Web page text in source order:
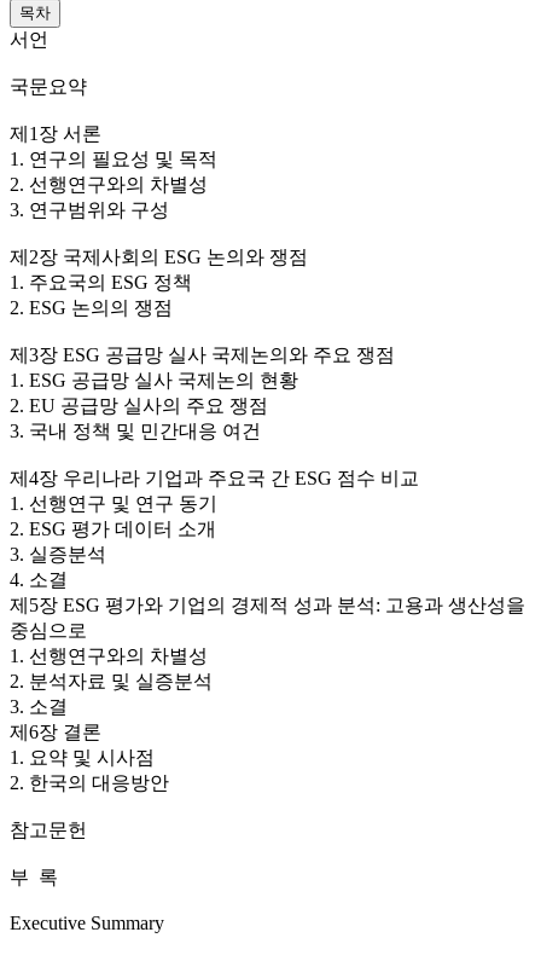
목차
서언
국문요약
제1장 서론
1. 연구의 필요성 및 목적
2. 선행연구와의 차별성
3. 연구범위와 구성
제2장 국제사회의 ESG 논의와 쟁점
1. 주요국의 ESG 정책
2. ESG 논의의 쟁점
제3장 ESG 공급망 실사 국제논의와 주요 쟁점
1. ESG 공급망 실사 국제논의 현황
2. EU 공급망 실사의 주요 쟁점
3. 국내 정책 및 민간대응 여건
제4장 우리나라 기업과 주요국 간 ESG 점수 비교
1. 선행연구 및 연구 동기
2. ESG 평가 데이터 소개
3. 실증분석
4. 소결
제5장 ESG 평가와 기업의 경제적 성과 분석: 고용과 생산성을
중심으로
1. 선행연구와의 차별성
2. 분석자료 및 실증분석
3. 소결
제6장 결론
1. 요약 및 시사점
2. 한국의 대응방안
참고문헌
부 록
Executive Summary